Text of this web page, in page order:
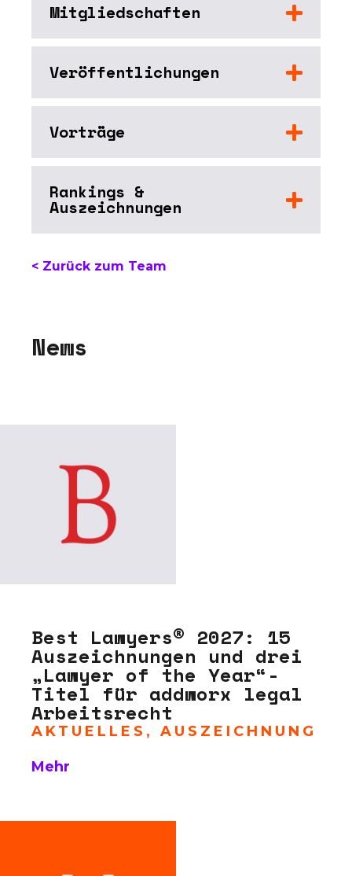
Mitgliedschaften
Veröffentlichungen
Vorträge
Rankings &
Auszeichnungen
< Zurück zum Team
News
Best Lawyers® 2027: 15
Auszeichnungen und drei
„Lawyer of the Year“-
Titel für addworx legal
Arbeitsrecht
AKTUELLES , AUSZEICHNUNG
Mehr